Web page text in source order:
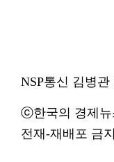
NSP통신 김병관
ⓒ한국의 경제뉴
전재-재배포 금